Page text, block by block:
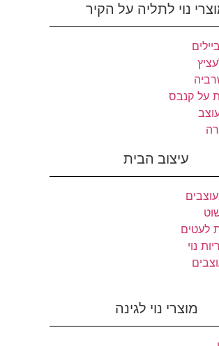
נוי לתליה על הקיר
על קנבס
עיצוב הבית
לעטים
נוי
מוצרי נוי לגינה